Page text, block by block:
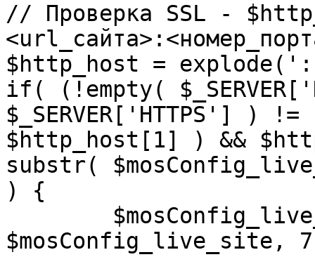
// Проверка SSL -
$http_host = explode(':',
if( (!empty(
$_SERVER['HTTPS']
$http_host[1] ) &&
substr(
) {
$mosConfig_live_site,